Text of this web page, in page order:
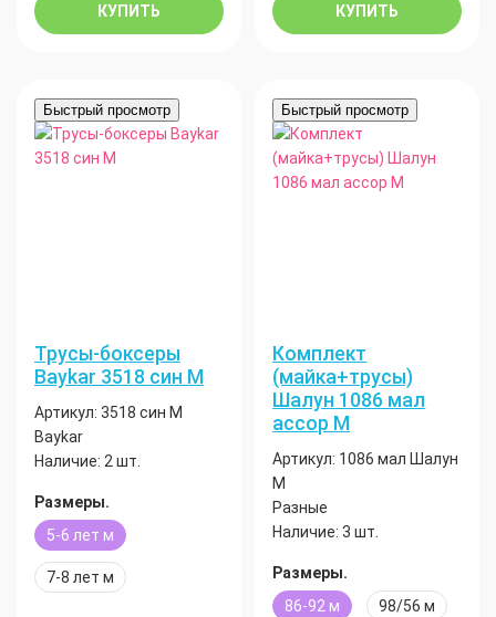
КУПИТЬ КУПИТЬ
Быстрый просмотр
Трусы-боксеры
Baykar 3518 син М
Артикул: 3518 син М
Baykar
Наличие: 2 шт.
Размеры.
5-6 лет м
7-8 лет м
Быстрый просмотр
Комплект
(майка+трусы)
Шалун 1086 мал
ассор М
Артикул: 1086 мал Шалун
М
Разные
Наличие: 3 шт.
Размеры.
86-92 м
98/56 м